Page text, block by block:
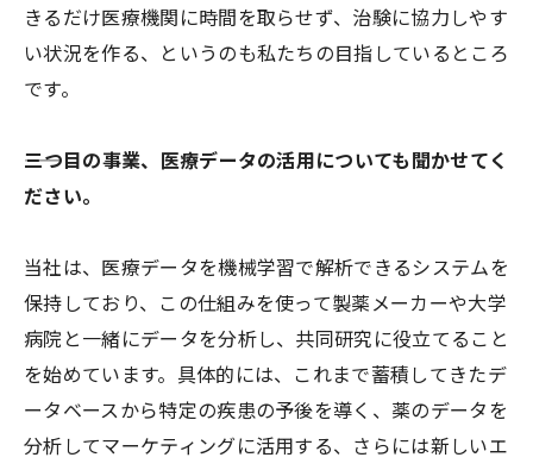
きるだけ医療機関に時間を取らせず、治験に協力しやす
い状況を作る、というのも私たちの目指しているところ
です。
――三つ目の事業、医療データの活用についても聞かせてく
ださい。
当社は、医療データを機械学習で解析できるシステムを
保持しており、この仕組みを使って製薬メーカーや大学
病院と一緒にデータを分析し、共同研究に役立てること
を始めています。具体的には、これまで蓄積してきたデ
ータベースから特定の疾患の予後を導く、薬のデータを
分析してマーケティングに活用する、さらには新しいエ